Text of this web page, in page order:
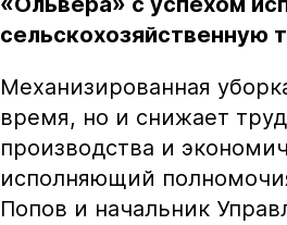
сельскохозяйственную
Механизированная
время, но и снижает
производства и
исполняющий
Попов и начальник